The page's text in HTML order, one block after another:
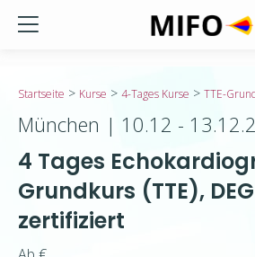
Startseite > Kurse > 4-Tages Kurse > TTE-
München | 10.12 -
4 Tages
Grundkurs (TTE),
zertifiziert